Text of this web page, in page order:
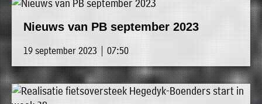
Nieuws van PB september 2023
19 september 2023 | 07:50